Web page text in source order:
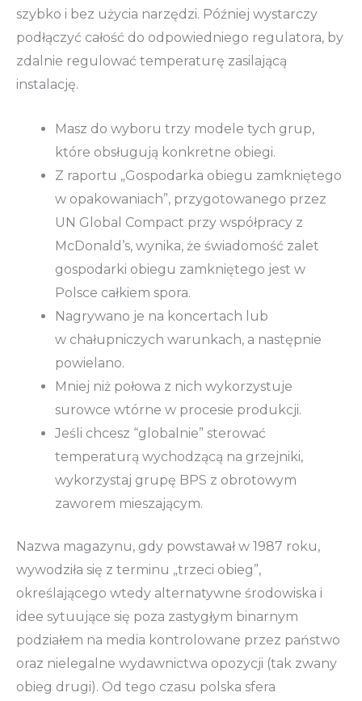
szybko i bez użycia narzędzi. Później wystarczy
podłączyć całość do odpowiedniego regulatora, by
zdalnie regulować temperaturę zasilającą
instalację.
Masz do wyboru trzy modele tych grup,
które obsługują konkretne obiegi.
Z raportu „Gospodarka obiegu zamkniętego
w opakowaniach”, przygotowanego przez
UN Global Compact przy współpracy z
McDonald’s, wynika, że świadomość zalet
gospodarki obiegu zamkniętego jest w
Polsce całkiem spora.
Nagrywano je na koncertach lub
w chałupniczych warunkach, a następnie
powielano.
Mniej niż połowa z nich wykorzystuje
surowce wtórne w procesie produkcji.
Jeśli chcesz “globalnie” sterować
temperaturą wychodzącą na grzejniki,
wykorzystaj grupę BPS z obrotowym
zaworem mieszającym.
Nazwa magazynu, gdy powstawał w 1987 roku,
wywodziła się z terminu „trzeci obieg”,
określającego wtedy alternatywne środowiska i
idee sytuujące się poza zastygłym binarnym
podziałem na media kontrolowane przez państwo
oraz nielegalne wydawnictwa opozycji (tak zwany
obieg drugi). Od tego czasu polska sfera